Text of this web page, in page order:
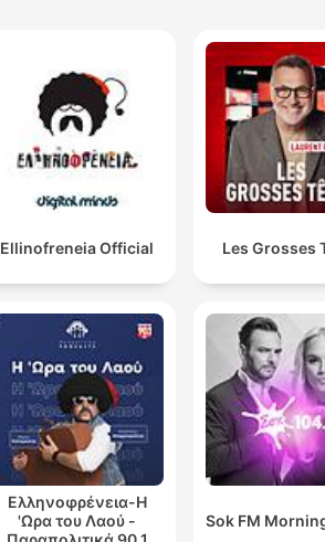
Ellinofreneia Official Les Grosses
Ελληνοφρένεια-Η
'Ωρα του Λαού -
Sok FM